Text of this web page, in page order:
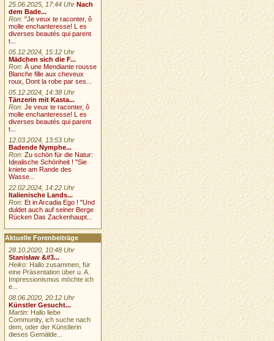
25.06.2025, 17:44 Uhr Nach
dem Bade...
Ron:"Je veux te raconter, ô
molle enchanteresse! L es
diverses beautés qui parent
t...
05.12.2024, 15:12 Uhr
Mädchen sich die F...
Ron:À une Mendiante rousse
Blanche fille aux cheveux
roux, Dont la robe par ses...
05.12.2024, 14:38 Uhr
Tänzerin mit Kasta...
Ron:Je veux te raconter, ô
molle enchanteresse! L es
diverses beautés qui parent
t...
12.03.2024, 13:53 Uhr
Badende Nymphe...
Ron:Zu schön für die Natur:
Idealische Schönheit ! "Sie
kniete am Rande des
Wasse...
22.02.2024, 14:22 Uhr
Italienische Lands...
Ron:Et in Arcadia Ego ! "Und
duldet auch auf seiner Berge
Rücken Das Zackenhaupt...
Aktuelle Forenbeiträge
28.10.2020, 10:48 Uhr
Stanisław &#3...
Heiko: Hallo zusammen, für
eine Präsentation über u. A.
Impressionismus möchte ich
e...
08.06.2020, 20:12 Uhr
Künstler Gesucht...
Martin: Hallo liebe
Community, ich suche nach
dem, oder der Künstlerin
dieses Gemälde...